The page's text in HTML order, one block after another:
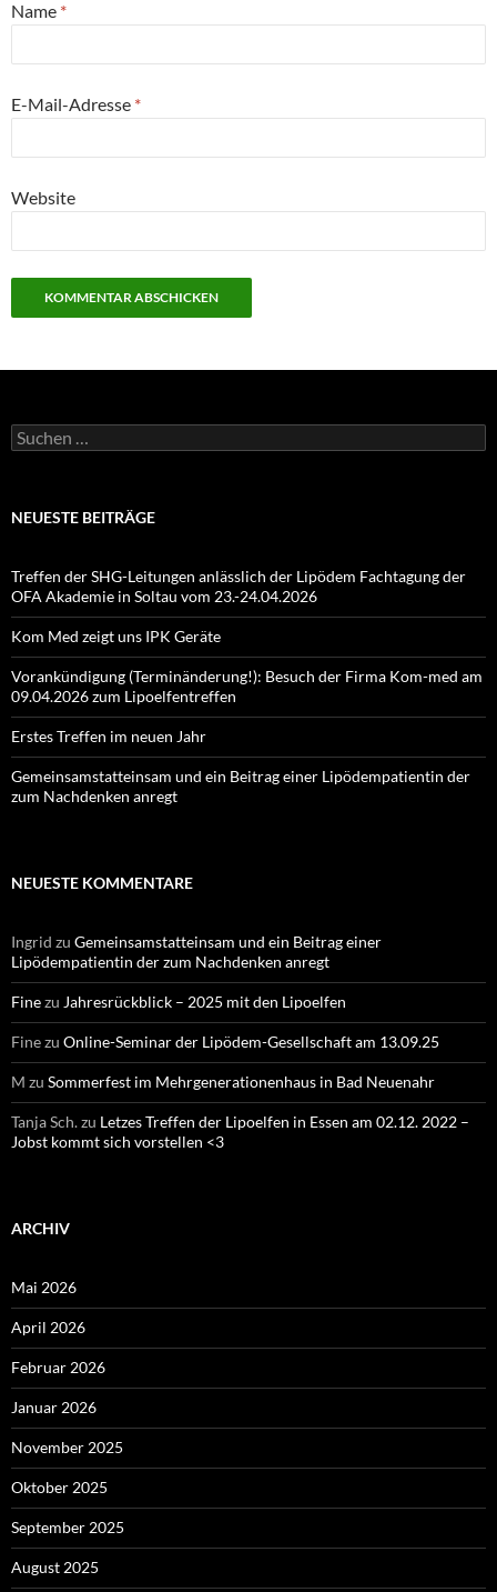
Name *
E-Mail-Adresse *
Website
Suchen
nach:
NEUESTE BEITRÄGE
Treffen der SHG-Leitungen anlässlich der Lipödem Fachtagung der
OFA Akademie in Soltau vom 23.-24.04.2026
Kom Med zeigt uns IPK Geräte
Vorankündigung (Terminänderung!): Besuch der Firma Kom-med am
09.04.2026 zum Lipoelfentreffen
Erstes Treffen im neuen Jahr
Gemeinsamstatteinsam und ein Beitrag einer Lipödempatientin der
zum Nachdenken anregt
NEUESTE KOMMENTARE
Ingrid zu Gemeinsamstatteinsam und ein Beitrag einer
Lipödempatientin der zum Nachdenken anregt
Finezu Jahresrückblick – 2025 mit den Lipoelfen
Finezu Online-Seminar der Lipödem-Gesellschaft am 13.09.25
M zu Sommerfest im Mehrgenerationenhaus in Bad Neuenahr
Tanja Sch.zu Letzes Treffen der Lipoelfen in Essen am 02.12. 2022 –
Jobst kommt sich vorstellen <3
ARCHIV
Mai 2026
April 2026
Februar 2026
Januar 2026
November 2025
Oktober 2025
September 2025
August 2025